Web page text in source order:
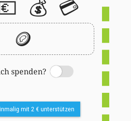
💰 💳
🪙
spenden?
Switch
mit 2 € unterstützen